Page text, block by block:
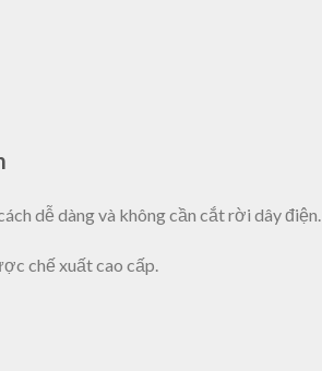
dễ dàng và không cần cắt rời dây điện.
chế xuất cao cấp.